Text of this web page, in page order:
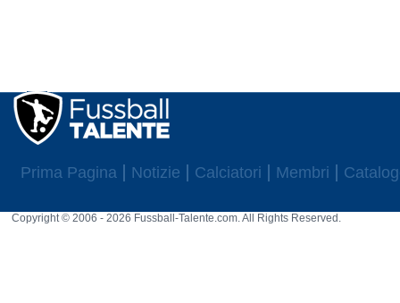
Prima Pagina Notizie Calciatori Membri
Copyright © 2006 - 2026 Fussball-Talente.com. All Rights Reserved.